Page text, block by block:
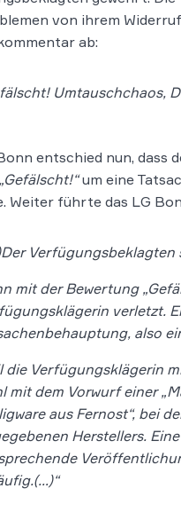
von ihrem
ab:
Umtauschchaos,
entschied nun, dass
„Gefälscht!“um eine
Weiter führte das LG
mit der Bewertung
verletzt.
also
die Verfügungsklägerin
mit dem Vorwurf einer
aus Fernost“, bei
Herstellers.